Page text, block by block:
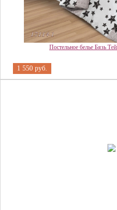
Постельное белье Бязь
1 550 руб.